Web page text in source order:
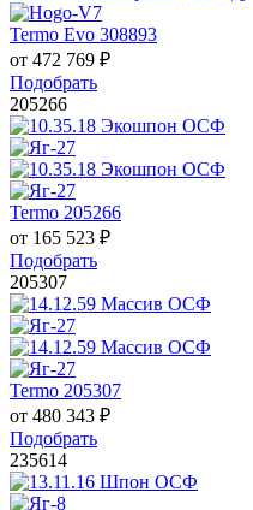
Termo Evo 308893
от 472 769 ₽
Подобрать
205266
Termo 205266
от 165 523 ₽
Подобрать
205307
Termo 205307
от 480 343 ₽
Подобрать
235614